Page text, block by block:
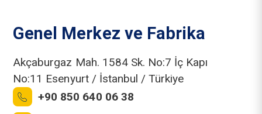
Genel Merkez ve Fabrika
Akçaburgaz Mah. 1584 Sk. No:7 İç Kapı
No:11 Esenyurt / İstanbul / Türkiye
+90 850 640 06 38